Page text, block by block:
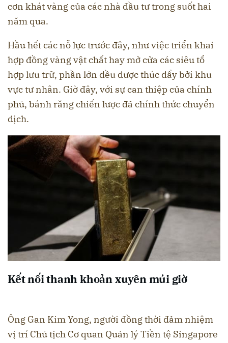
cơn khát vàng của các nhà đầu tư trong suốt hai
năm qua.
Hầu hết các nỗ lực trước đây, như việc triển khai
hợp đồng vàng vật chất hay mở cửa các siêu tổ
hợp lưu trữ, phần lớn đều được thúc đẩy bởi khu
vực tư nhân. Giờ đây, với sự can thiệp của chính
phủ, bánh răng chiến lược đã chính thức chuyển
dịch.
Kết nối thanh khoản xuyên múi giờ
Ông Gan Kim Yong, người đồng thời đảm nhiệm
vị trí Chủ tịch Cơ quan Quản lý Tiền tệ Singapore